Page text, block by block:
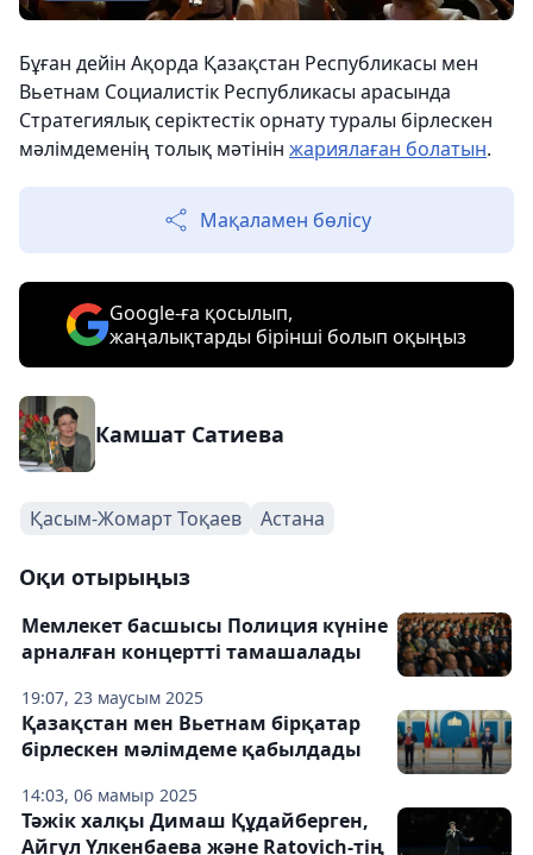
Бұған дейін Ақорда Қазақстан Республикасы мен
Вьетнам Социалистік Республикасы арасында
Стратегиялық серіктестік орнату туралы бірлескен
мәлімдеменің толық мәтінін жариялаған болатын.
Мақаламен бөлісу
Google-ға қосылып,
жаңалықтарды бірінші болып оқыңыз
Камшат Сатиева
Қасым-Жомарт Тоқаев Астана
Оқи отырыңыз
19:07, 23 маусым 2025
Мемлекет басшысы Полиция күніне
арналған концертті тамашалады
14:03, 06 мамыр 2025
Қазақстан мен Вьетнам бірқатар
бірлескен мәлімдеме қабылдады
Тәжік халқы Димаш Құдайберген,
Айгүл Үлкенбаева және Ratovich-тің